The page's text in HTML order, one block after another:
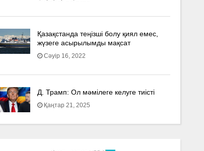
Қазақстанда теңізші болу қиял емес,
жүзеге асырылымды мақсат
Сәуір 16, 2022
Д. Трамп: Ол мәмілеге келуге тиісті
Қаңтар 21, 2025